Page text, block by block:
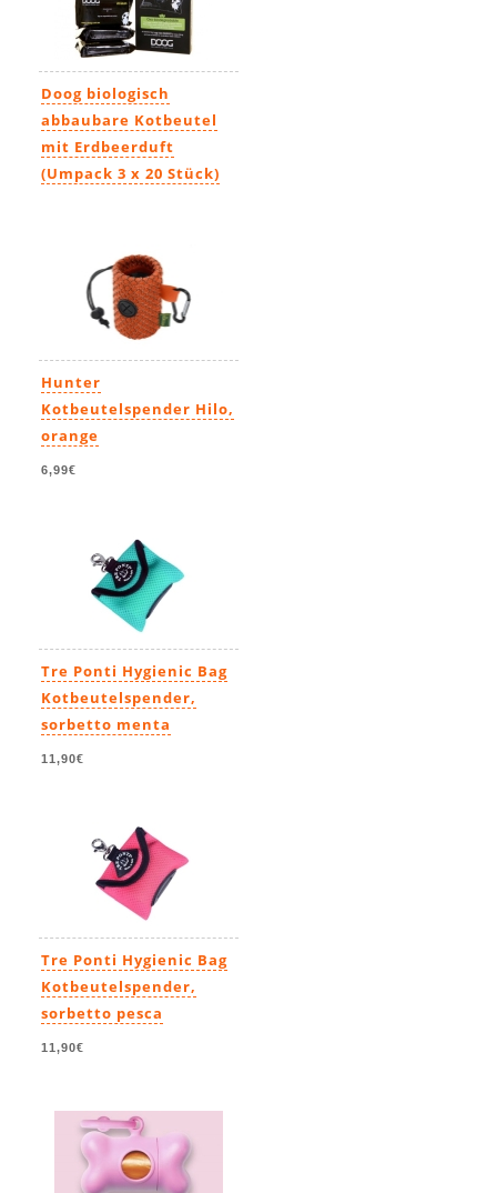
Doog biologisch
abbaubare Kotbeutel
mit Erdbeerduft
(Umpack 3 x 20 Stück)
Hunter
Kotbeutelspender Hilo,
orange
6,99€
Tre Ponti Hygienic Bag
Kotbeutelspender,
sorbetto menta
11,90€
Tre Ponti Hygienic Bag
Kotbeutelspender,
sorbetto pesca
11,90€